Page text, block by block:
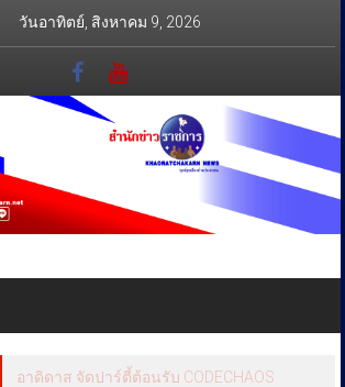
วันอาทิตย์, สิงหาคม 9, 2026
อาดิดาส จัดปาร์ตี้ต้อนรับ CODECHAOS